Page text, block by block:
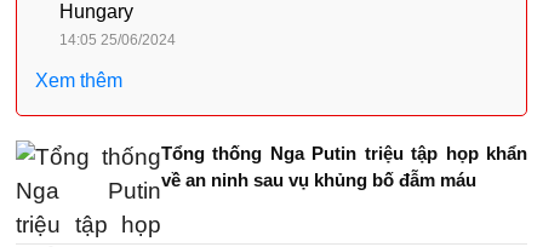
Hungary
14:05 25/06/2024
Xem thêm
Tổng thống Nga Putin triệu tập họp khẩn
về an ninh sau vụ khủng bố đẫm máu